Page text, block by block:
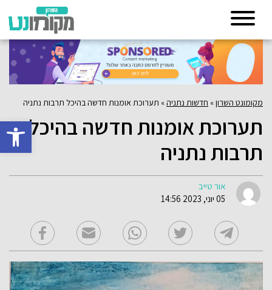
פתח
מקומונט השרון» חדשות נתניה» תערוכת אומנות חדשה בהיכל תרבות נתניה
תערוכת אומנות חדשה בהיכל
תרבות נתניה
אור טייב
05 יוני, 2023 14:56